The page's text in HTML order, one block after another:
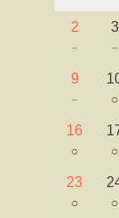
2
－
3
－
9
－ ○
16
○ ○
23
○ ○